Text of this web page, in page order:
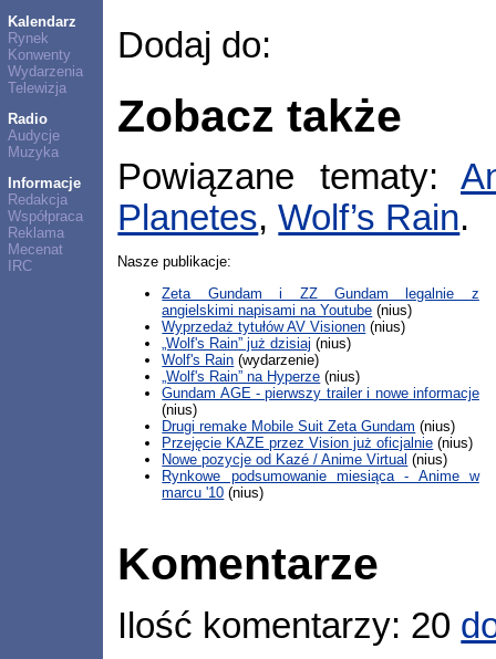
Kalendarz
Rynek
Konwenty
Wydarzenia
Telewizja
Radio
Audycje
Muzyka
Informacje
Redakcja
Współpraca
Reklama
Mecenat
IRC
Dodaj do:
Zobacz także
Powiązane tematy:
Planetes,Wolf’s Rain.
Nasze publikacje:
Zeta Gundam i ZZ Gundam legalnie z
angielskimi napisami na Youtube (nius)
Wyprzedaż tytułów AV Visionen (nius)
„Wolf's Rain” już dzisiaj (nius)
Wolf's Rain (wydarzenie)
„Wolf's Rain” na Hyperze (nius)
Gundam AGE - pierwszy trailer i nowe informacje
(nius)
Drugi remake Mobile Suit Zeta Gundam (nius)
Przejęcie KAZE przez Vision już oficjalnie (nius)
Nowe pozycje od Kazé / Anime Virtual (nius)
Rynkowe podsumowanie miesiąca - Anime w
marcu '10 (nius)
Komentarze
Ilość komentarzy: 20